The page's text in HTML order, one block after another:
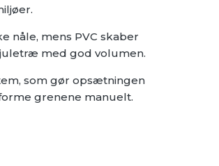
nåle, mens PVC skaber
med god volumen.
som gør opsætningen
grenene manuelt.